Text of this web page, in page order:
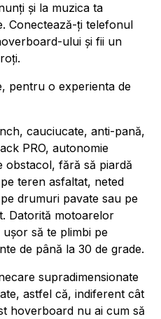
și la muzica ta
Conectează-ți telefonul
ului și fii un
pentru o experienta de
cauciucate, anti-pană,
PRO, autonomie
obstacol, fără să piardă
teren asfaltat, neted
drumuri pavate sau pe
Datorită motoarelor
să te plimbi pe
de până la 30 de grade.
supradimensionate
astfel că, indiferent cât
hoverboard nu ai cum să